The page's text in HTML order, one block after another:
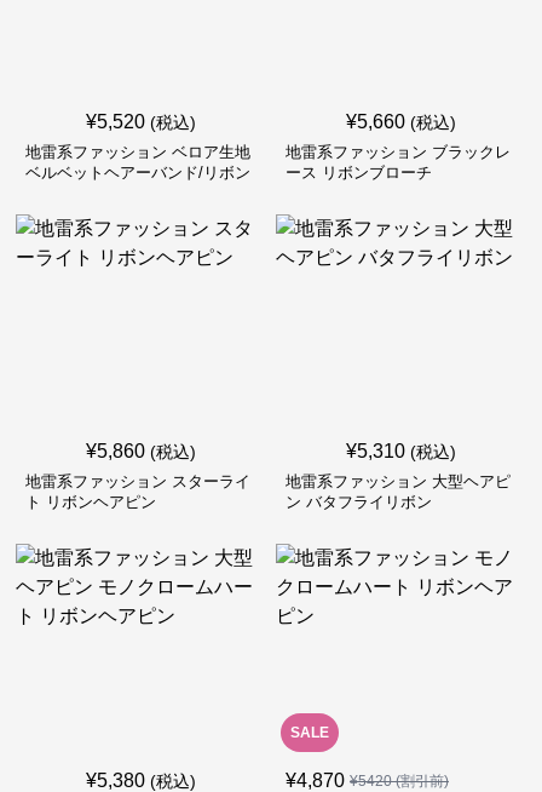
¥5,520 (税込)
地雷系ファッション ベロア生地
ベルベットヘアーバンド/リボン
¥5,660 (税込)
地雷系ファッション ブラックレ
ース リボンブローチ
¥5,860 (税込)
地雷系ファッション スターライ
ト リボンヘアピン
¥5,310 (税込)
地雷系ファッション 大型ヘアピ
ン バタフライリボン
¥5,380 (税込)
SALE
¥4,870 ¥5420(割引前)